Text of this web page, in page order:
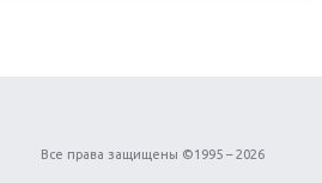
4: вершина эволюции
Все права защищены ©1995 – 2026